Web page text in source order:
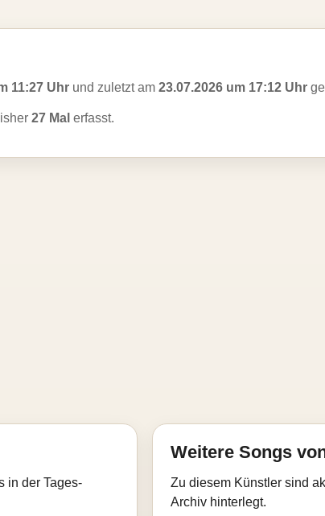
11:27 Uhr und zuletzt am 23.07.2026 um 17:12 Uhr
27 Mal erfasst.
in der Tages-
Weitere Songs
Zu diesem Künstler sind
Archiv hinterlegt.